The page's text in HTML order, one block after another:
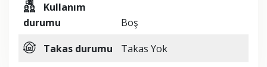
Kullanım
durumu
Boş
Takas durumu
Takas Yok